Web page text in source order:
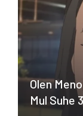
Olen
Mul Suhe